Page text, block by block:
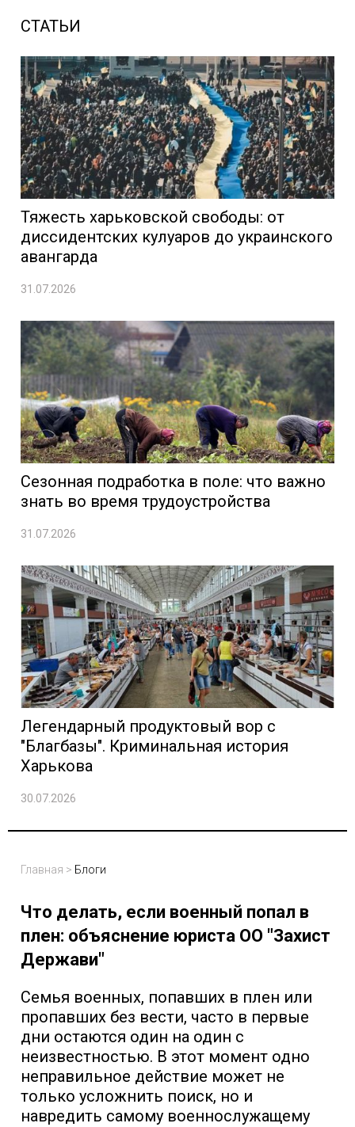
СТАТЬИ
Тяжесть харьковской свободы: от
диссидентских кулуаров до украинского
авангарда
31.07.2026
Сезонная подработка в поле: что важно
знать во время трудоустройства
31.07.2026
Легендарный продуктовый вор с
"Благбазы". Криминальная история
Харькова
30.07.2026
Главная > Блоги
Что делать, если военный попал в
плен: объяснение юриста ОО "Захист
Держави"
Семья военных, попавших в плен или
пропавших без вести, часто в первые
дни остаются один на один с
неизвестностью. В этот момент одно
неправильное действие может не
только усложнить поиск, но и
навредить самому военнослужащему